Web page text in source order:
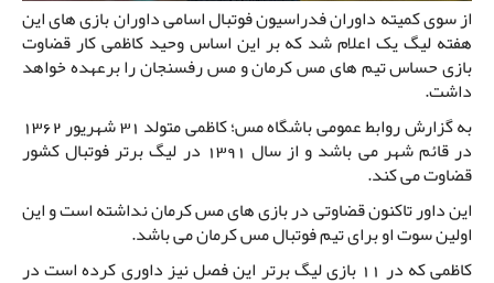
از سوی کمیته داوران فدراسیون فوتبال اسامی داوران بازی های این
هفته لیگ یک اعلام شد که بر این اساس وحید کاظمی کار قضاوت
بازی حساس تیم های مس کرمان و مس رفسنجان را برعهده خواهد
داشت.
به گزارش روابط عمومی باشگاه مس؛ کاظمی متولد 31 شهریور 1362
در قائم شهر می باشد و از سال 1391 در لیگ برتر فوتبال کشور
قضاوت می کند.
این داور تاکنون قضاوتی در بازی های مس کرمان نداشته است و این
اولین سوت او برای تیم فوتبال مس کرمان می باشد.
کاظمی که در 11 بازی لیگ برتر این فصل نیز داوری کرده است در